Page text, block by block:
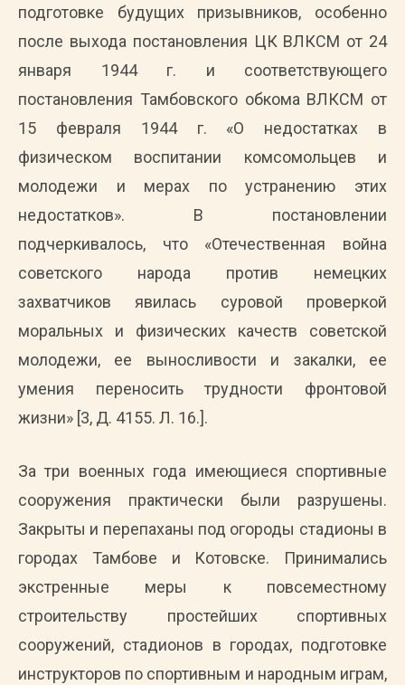
подготовке будущих призывников, особенно
после выхода постановления ЦК ВЛКСМ от 24
января 1944 г. и соответствующего
постановления Тамбовского обкома ВЛКСМ от
15 февраля 1944 г. «О недостатках в
физическом воспитании комсомольцев и
молодежи и мерах по устранению этих
недостатков». В постановлении
подчеркивалось, что «Отечественная война
советского народа против немецких
захватчиков явилась суровой проверкой
моральных и физических качеств советской
молодежи, ее выносливости и закалки, ее
умения переносить трудности фронтовой
жизни» [3, Д. 4155. Л. 16.].
За три военных года имеющиеся спортивные
сооружения практически были разрушены.
Закрыты и перепаханы под огороды стадионы в
городах Тамбове и Котовске. Принимались
экстренные меры к повсеместному
строительству простейших спортивных
сооружений, стадионов в городах, подготовке
инструкторов по спортивным и народным играм,